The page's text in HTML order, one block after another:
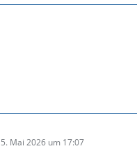
5. Mai 2026 um 17:07